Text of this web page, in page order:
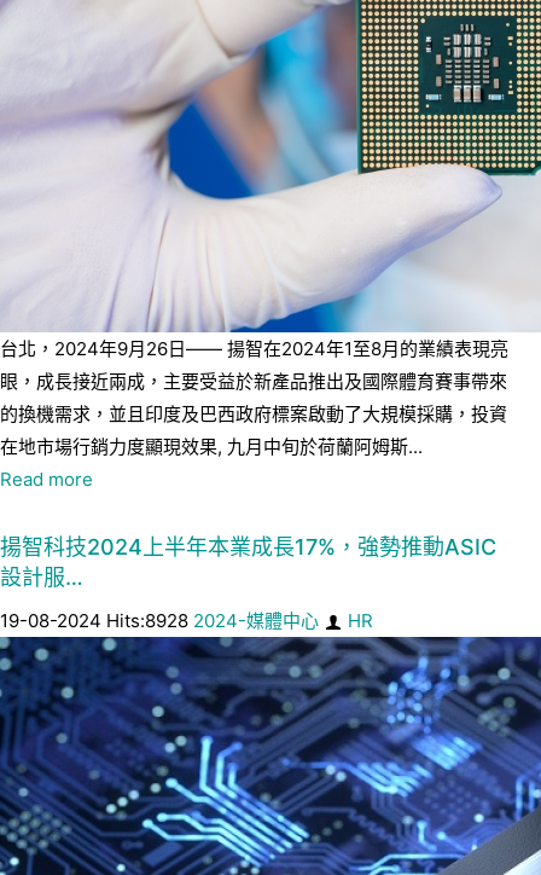
台北，2024年9月26日—— 揚智在2024年1至8月的業績表現亮
眼，成長接近兩成，主要受益於新產品推出及國際體育賽事帶來
的換機需求，並且印度及巴西政府標案啟動了大規模採購，投資
在地市場行銷力度顯現效果, 九月中旬於荷蘭阿姆斯...
Read more
揚智科技2024上半年本業成長17%，強勢推動ASIC
設計服…
19-08-2024 Hits:8928 2024-媒體中心 HR